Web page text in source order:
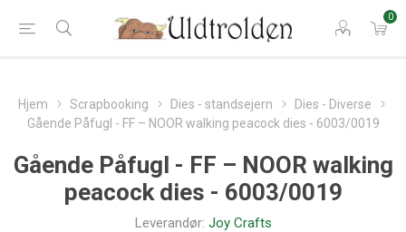
0
Hjem Scrapbooking Dies - standsejern
Dies - Diverse
Gående Påfugl - FF – NOOR walking peacock dies - 6003/0019
Gående Påfugl - FF – NOOR walking
peacock dies - 6003/0019
Leverandør: Joy Crafts